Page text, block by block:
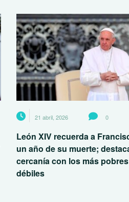
21 abril, 2026 0
León XIV recuerda a
un año de su muerte;
cercanía con los más
débiles